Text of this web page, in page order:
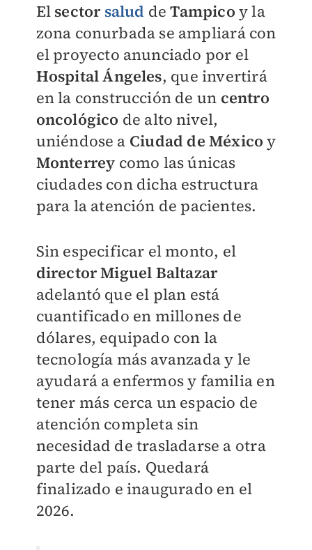
El sector salud deTampico y la
zona conurbada se ampliará con
el proyecto anunciado por el
Hospital Ángeles, que invertirá
en la construcción de un centro
oncológico de alto nivel,
uniéndose a Ciudad de México y
Monterrey como las únicas
ciudades con dicha estructura
para la atención de pacientes.
Sin especificar el monto, el
director Miguel Baltazar
adelantó que el plan está
cuantificado en millones de
dólares, equipado con la
tecnología más avanzada y le
ayudará a enfermos y familia en
tener más cerca un espacio de
atención completa sin
necesidad de trasladarse a otra
parte del país. Quedará
finalizado e inaugurado en el
2026.